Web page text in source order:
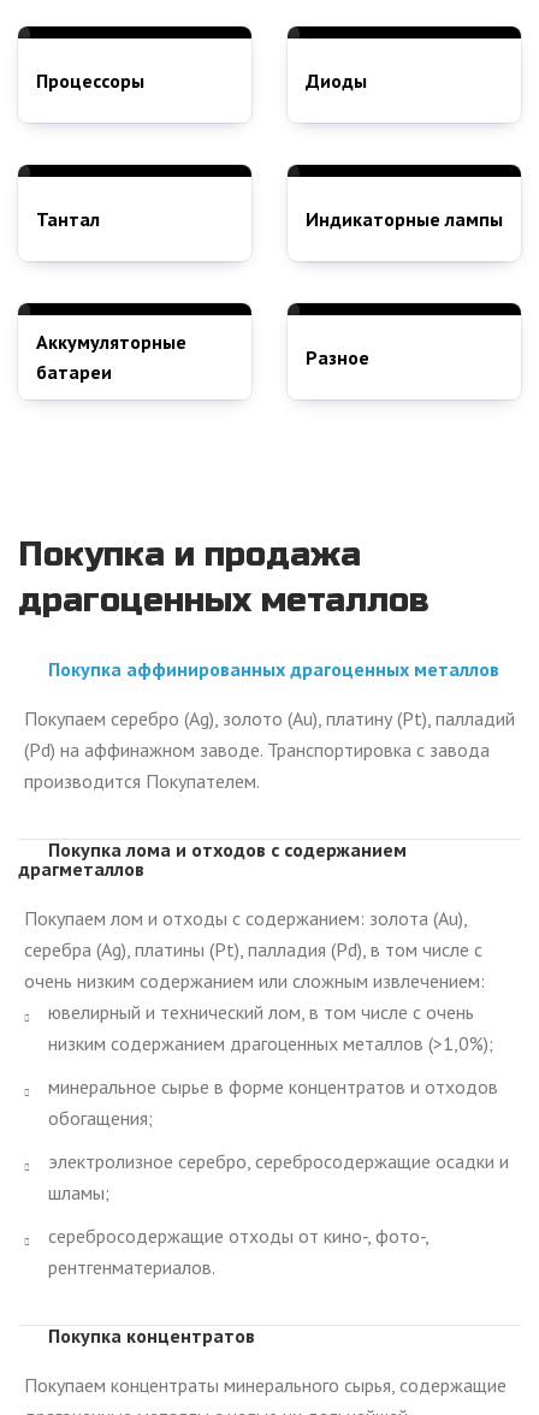
Процессоры Диоды
Тантал Индикаторные лампы
Аккумуляторные
батареи
Разное
Покупка и продажа
драгоценных металлов
Покупка аффинированных драгоценных металлов
Покупаем серебро (Ag), золото (Au), платину (Pt), палладий
(Pd) на аффинажном заводе. Транспортировка с завода
производится Покупателем.
Покупка лома и отходов с содержанием
драгметаллов
Покупаем лом и отходы с содержанием: золота (Au),
серебра (Ag), платины (Pt), палладия (Pd), в том числе с
очень низким содержанием или сложным извлечением:
ювелирный и технический лом, в том числе с очень
низким содержанием драгоценных металлов (>1,0%);
минеральное сырье в форме концентратов и отходов
обогащения;
электролизное серебро, серебросодержащие осадки и
шламы;
серебросодержащие отходы от кино-, фото-,
рентгенматериалов.
Покупка концентратов
Покупаем концентраты минерального сырья, содержащие